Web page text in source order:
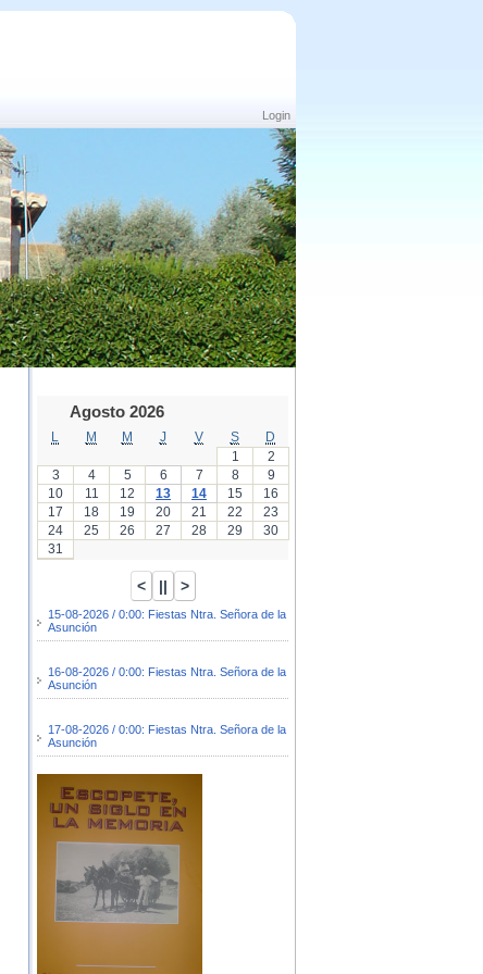
Login
Agosto 2026
M M J V S
D
1
2
3
4 5 6 7 8
9
10
11 12 13 14 15
16
17
18 19 20 21 22
23
24
25 26 27 28 29
30
31
15-08-2026 / 0:00: Fiestas Ntra. Señora de la
Asunción
16-08-2026 / 0:00: Fiestas Ntra. Señora de la
Asunción
17-08-2026 / 0:00: Fiestas Ntra. Señora de la
Asunción